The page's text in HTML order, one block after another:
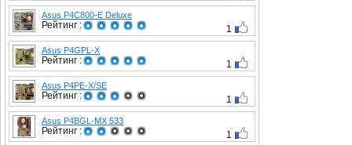
Asus P4C800-E Deluxe
Рейтинг : 1
Asus P4GPL-X
Рейтинг : 1
Asus P4PE-X/SE
Рейтинг : 1
Asus P4BGL-MX 533
Рейтинг : 1